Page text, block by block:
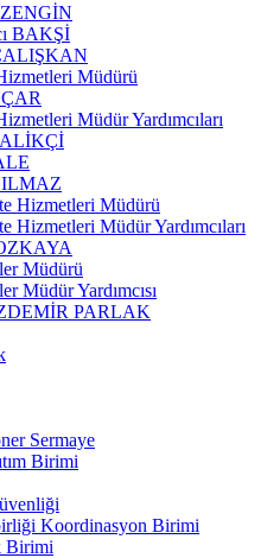
BAKŞİ
Müdürü
Müdür Yardımcıları
Hizmetleri Müdürü
Hizmetleri Müdür Yardımcıları
Müdürü
Müdür Yardımcısı
PARLAK
Sermaye
Birimi
Koordinasyon Birimi
Birimi